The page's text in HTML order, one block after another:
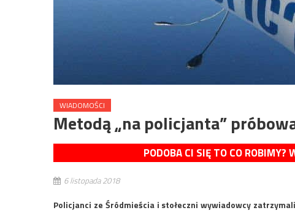
WIADOMOŚCI
Metodą „na policjanta”
PODOBA CI SIĘ TO CO ROBIMY?
6 listopada 2018
Policjanci ze Śródmieścia i stołeczni wywiadowcy